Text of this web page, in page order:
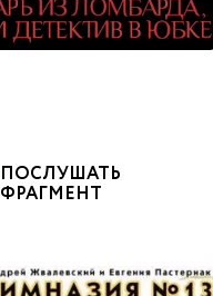
ПОСЛУШАТЬ
ФРАГМЕНТ